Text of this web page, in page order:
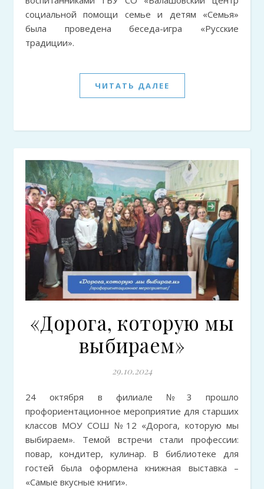
социальной помощи семье и детям «Семья»
была проведена беседа-игра «Русские
традиции».
ЧИТАТЬ ДАЛЕЕ
«Дорога, которую мы
выбираем»
29.10.2024
24 октября в филиале №3 прошло
профориентационное мероприятие для старших
классов МОУ СОШ №12 «Дорога, которую мы
выбираем». Темой встречи стали профессии:
повар, кондитер, кулинар. В библиотеке для
гостей была оформлена книжная выставка –
«Самые вкусные книги».